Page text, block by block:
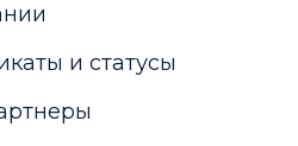
и статусы